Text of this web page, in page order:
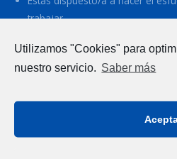
trabajar.
experiencia laboral.
Has tenido esperiencia laboral
alumno/a-trabajador/a y
Intensiva (a través de una
Utilizamos "Cookies" para
nuestro servicio. Saber más